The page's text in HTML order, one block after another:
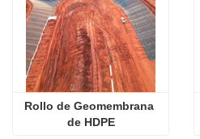
Rollo de Geomembrana
de HDPE